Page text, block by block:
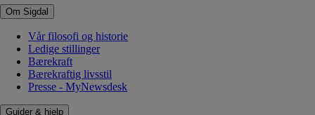
Om Sigdal
Vår filosofi og historie
Ledige stillinger
Bærekraft
Bærekraftig livsstil
Presse - MyNewsdesk
Guider & hjelp